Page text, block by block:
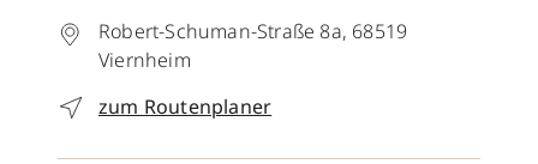
Robert-Schuman-Straße 8a, 68519
Viernheim
zum Routenplaner